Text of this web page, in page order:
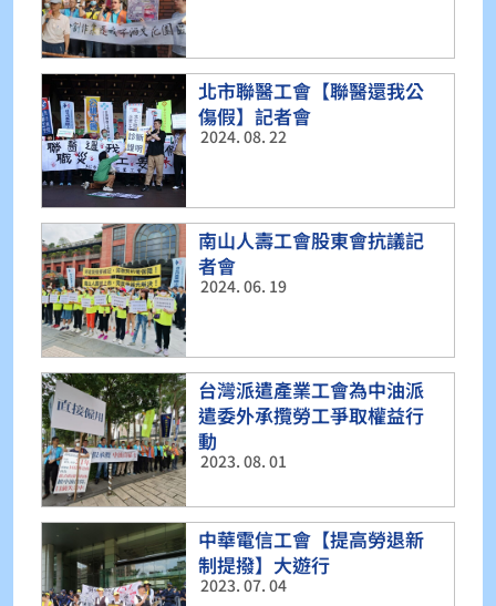
北市聯醫工會【聯醫還我公
傷假】記者會
2024. 08. 22
南山人壽工會股東會抗議記
者會
2024. 06. 19
台灣派遣產業工會為中油派
遣委外承攬勞工爭取權益行
動
2023. 08. 01
中華電信工會【提高勞退新
制提撥】大遊行
2023. 07. 04